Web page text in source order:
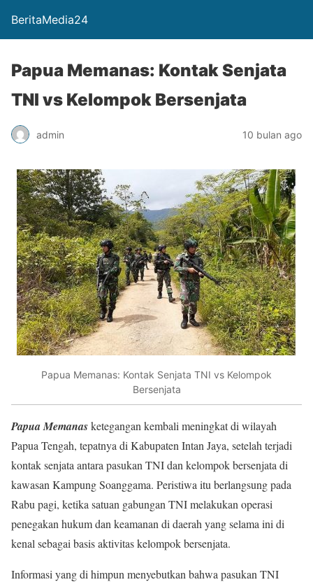
BeritaMedia24
Papua Memanas: Kontak Senjata
TNI vs Kelompok Bersenjata
admin 10 bulan ago
Papua Memanas: Kontak Senjata TNI vs Kelompok
Bersenjata
Papua Memanasketegangan kembali meningkat di wilayah
Papua Tengah, tepatnya di Kabupaten Intan Jaya, setelah terjadi
kontak senjata antara pasukan TNI dan kelompok bersenjata di
kawasan Kampung Soanggama. Peristiwa itu berlangsung pada
Rabu pagi, ketika satuan gabungan TNI melakukan operasi
penegakan hukum dan keamanan di daerah yang selama ini di
kenal sebagai basis aktivitas kelompok bersenjata.
Informasi yang di himpun menyebutkan bahwa pasukan TNI